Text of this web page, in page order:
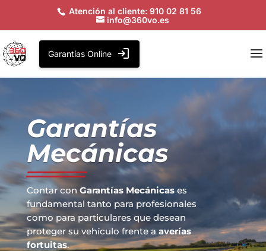
Atención al cliente: 910 02 81 56
info@360vo.es
Garantías Online
Garantías
Mecánicas
Contar con Garantías Mecánicases
fundamental tanto para profesionales
como para particulares que desean
proteger su vehículo frente a averías
fortuitas.